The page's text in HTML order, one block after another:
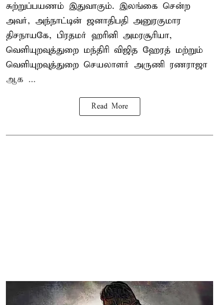
சுற்றுப்பயணம் இதுவாகும். இலங்கை சென்ற
அவர், அந்நாட்டின் ஜனாதிபதி அனுரகுமார
திசநாயகே, பிரதமர் ஹரினி அமரசூரியா,
வெளியுறவுத்துறை மந்திரி விஜித ஹேரத் மற்றும்
வெளியுறவுத்துறை செயலாளர் அருணி ரணராஜா
ஆக ...
Read More